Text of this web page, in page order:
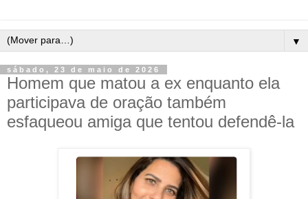
▼
sábado, 23 de maio de 2026
Homem que matou a ex enquanto ela
participava de oração também
esfaqueou amiga que tentou defendê-la